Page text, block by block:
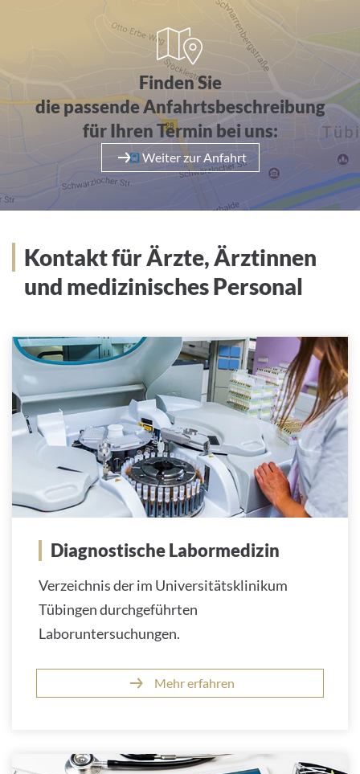
Finden Sie
die passende Anfahrtsbeschreibung
für Ihren Termin bei uns:
Weiter zur Anfahrt
Kontakt für Ärzte, Ärztinnen
und medizinisches Personal
Diagnostische Labormedizin
Verzeichnis der im Universitätsklinikum
Tübingen durchgeführten
Laboruntersuchungen.
Mehr erfahren